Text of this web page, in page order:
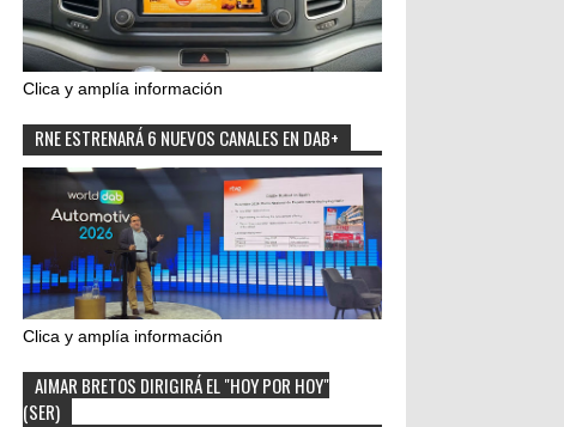
Clica y amplía información
RNE ESTRENARÁ 6 NUEVOS CANALES EN DAB+
Clica y amplía información
AIMAR BRETOS DIRIGIRÁ EL "HOY POR HOY"
(SER)